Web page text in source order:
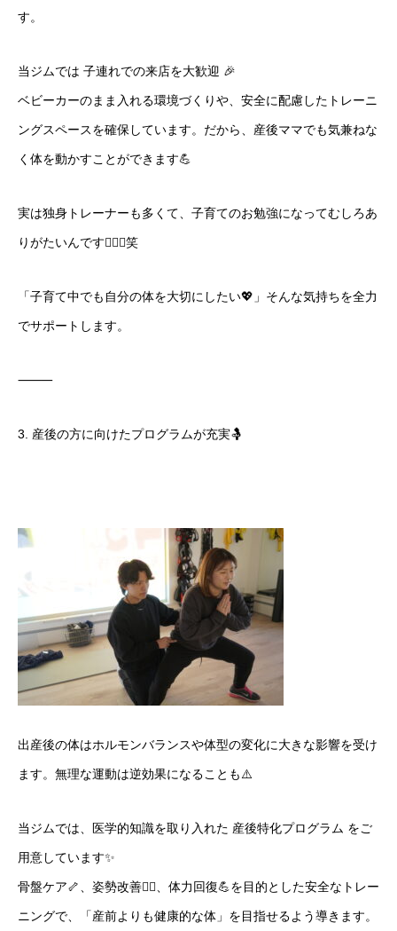
す。
当ジムでは 子連れでの来店を大歓迎 🎉
ベビーカーのまま入れる環境づくりや、安全に配慮したトレーニ
ングスペースを確保しています。だから、産後ママでも気兼ねな
く体を動かすことができます💪
実は独身トレーナーも多くて、子育てのお勉強になってむしろあ
りがたいんです🙇🏻‍♂️笑
「子育て中でも自分の体を大切にしたい💖」そんな気持ちを全力
でサポートします。
⸻
3. 産後の方に向けたプログラムが充実🤱
出産後の体はホルモンバランスや体型の変化に大きな影響を受け
ます。無理な運動は逆効果になることも⚠️
当ジムでは、医学的知識を取り入れた 産後特化プログラム をご
用意しています✨
骨盤ケア🦴、姿勢改善🧘‍♀️、体力回復💪を目的とした安全なトレー
ニングで、「産前よりも健康的な体」を目指せるよう導きます。